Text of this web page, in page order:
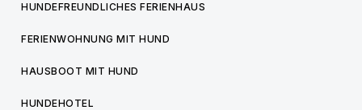
HUNDEFREUNDLICHES FERIENHAUS
FERIENWOHNUNG MIT HUND
HAUSBOOT MIT HUND
HUNDEHOTEL